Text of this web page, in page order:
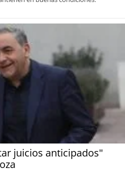
juicios anticipados"